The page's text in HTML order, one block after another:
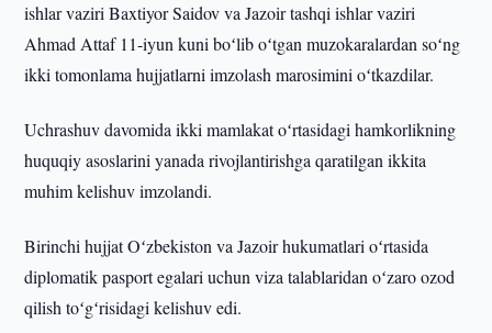
ishlar vaziri Baxtiyor Saidov va Jazoir tashqi ishlar vaziri
Ahmad Attaf 11-iyun kuni boʻlib oʻtgan muzokaralardan soʻng
ikki tomonlama hujjatlarni imzolash marosimini oʻtkazdilar.
Uchrashuv davomida ikki mamlakat oʻrtasidagi hamkorlikning
huquqiy asoslarini yanada rivojlantirishga qaratilgan ikkita
muhim kelishuv imzolandi.
Birinchi hujjat Oʻzbekiston va Jazoir hukumatlari oʻrtasida
diplomatik pasport egalari uchun viza talablaridan oʻzaro ozod
qilish toʻgʻrisidagi kelishuv edi.